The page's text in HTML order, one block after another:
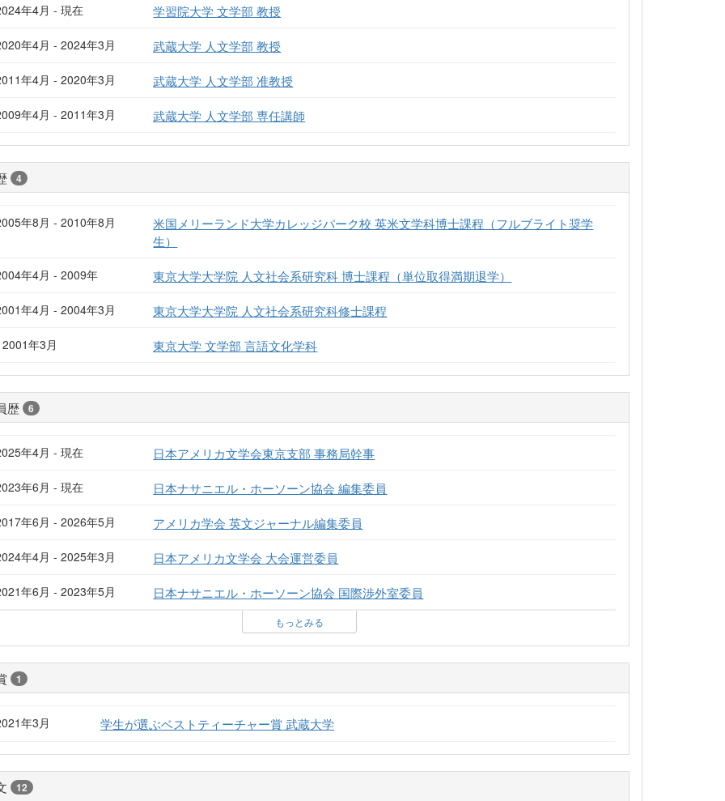
年4月 - 現在 学習院大学 文学部 教授
年4月 - 2024年3月 武蔵大学 人文学部 教授
年4月 - 2020年3月 武蔵大学 人文学部 准教授
年4月 - 2011年3月 武蔵大学 人文学部 専任講師
4
年8月 - 2010年8月
米国メリーランド大学カレッジパーク校 英米文学科博士課程（フルブライト奨学
生）
年4月 - 2009年 東京大学大学院 人文社会系研究科 博士課程（単位取得満期退学）
年4月 - 2004年3月 東京大学大学院 人文社会系研究科修士課程
年3月 東京大学 文学部 言語文化学科
歴 6
年4月 - 現在 日本アメリカ文学会東京支部 事務局幹事
年6月 - 現在 日本ナサニエル・ホーソーン協会 編集委員
年6月 - 2026年5月 アメリカ学会 英文ジャーナル編集委員
年4月 - 2025年3月 日本アメリカ文学会 大会運営委員
年6月 - 2023年5月 日本ナサニエル・ホーソーン協会 国際渉外室委員
もっとみる
1
年3月 学生が選ぶベストティーチャー賞 武蔵大学
12